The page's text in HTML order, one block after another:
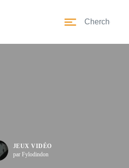
JEUX VIDÉO
par Fylodindon